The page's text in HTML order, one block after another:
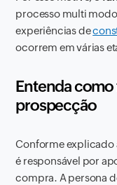
processo multi
experiências de
ocorrem em várias
Entenda
prospecção
Conforme
é responsável por
compra. A persona